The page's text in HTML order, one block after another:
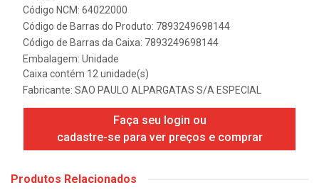
Código NCM: 64022000
Código de Barras do Produto: 7893249698144
Código de Barras da Caixa: 7893249698144
Embalagem: Unidade
Caixa contém 12 unidade(s)
Fabricante: SAO PAULO ALPARGATAS S/A ESPECIAL
Faça seu login ou
cadastre-se para ver preços e comprar
Produtos Relacionados